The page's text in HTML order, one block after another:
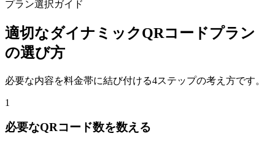
プラン選択ガイド
適切なダイナミックQRコードプラン
の選び方
必要な内容を料金帯に結び付ける4ステップの考え方です。
1
必要なQRコード数を数える